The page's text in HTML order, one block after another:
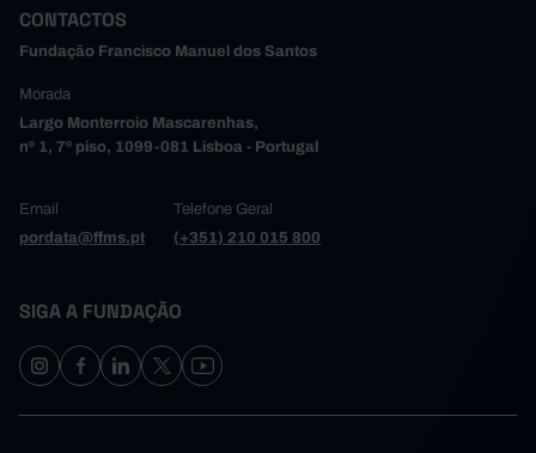
CONTACTOS
Fundação Francisco Manuel dos Santos
Morada
Largo Monterroio Mascarenhas,
nº 1, 7º piso, 1099-081 Lisboa - Portugal
Email
pordata@ffms.pt
Telefone Geral
(+351) 210 015 800
SIGA A FUNDAÇÃO